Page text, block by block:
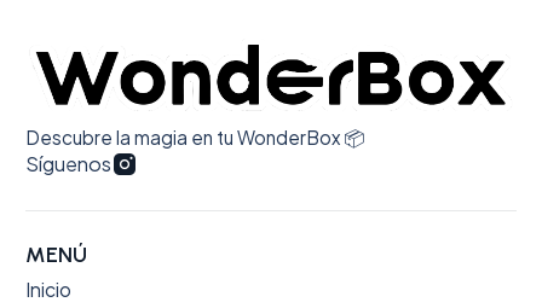
Descubre la magia en tu WonderBox 📦
Síguenos
MENÚ
Inicio